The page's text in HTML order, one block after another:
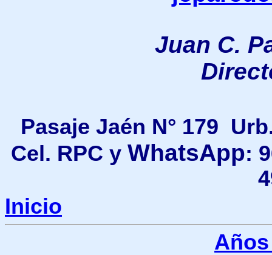
Juan C.
Pasaje Jaén N° 179
Cel. RPC y WhatsApp:
Inicio